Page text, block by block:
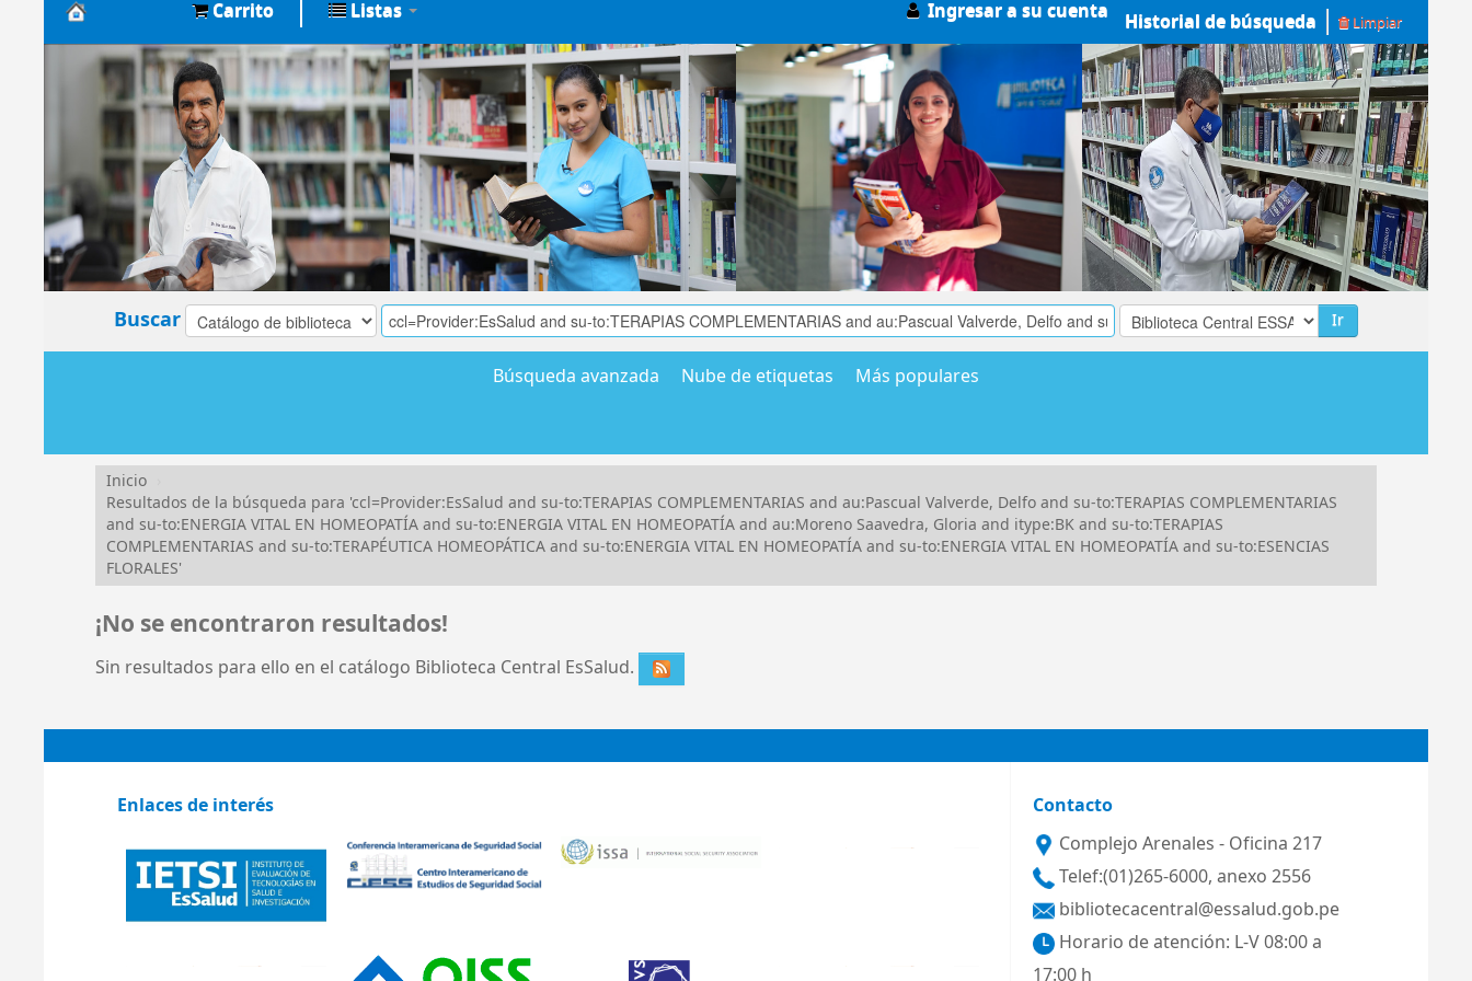
Biblioteca
Central
EsSalud
Carrito Listas Ingresar a su cuenta Historial de búsqueda Limpiar
Buscar Ir
Búsqueda avanzada Nube de etiquetas Más populares
Inicio
Resultados de la búsqueda para 'ccl=Provider:EsSalud and su-to:TERAPIAS COMPLEMENTARIAS and au:Pascual Valverde, Delfo and su-to:TERAPIAS COMPLEMENTARIAS
and su-to:ENERGIA VITAL EN HOMEOPATÍA and su-to:ENERGIA VITAL EN HOMEOPATÍA and au:Moreno Saavedra, Gloria and itype:BK and su-to:TERAPIAS
COMPLEMENTARIAS and su-to:TERAPÉUTICA HOMEOPÁTICA and su-to:ENERGIA VITAL EN HOMEOPATÍA and su-to:ENERGIA VITAL EN HOMEOPATÍA and su-to:ESENCIAS
FLORALES'
¡No se encontraron resultados!
Sin resultados para ello en el catálogo Biblioteca Central EsSalud.
Enlaces de interés
Contacto
Complejo Arenales - Oficina 217
Telef:(01)265-6000, anexo 2556
bibliotecacentral@essalud.gob.pe
Horario de atención: L-V 08:00 a
17:00 h